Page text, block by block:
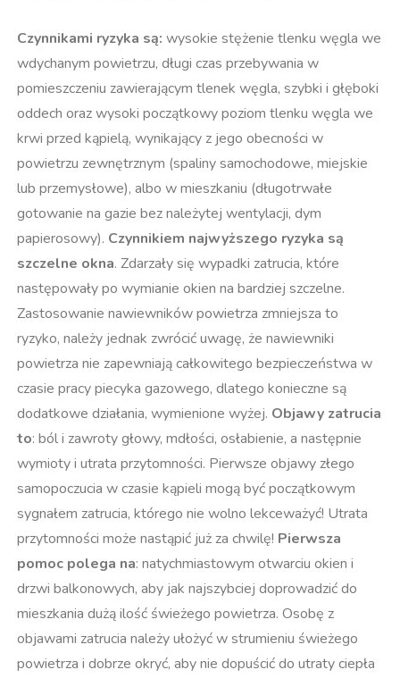
Czynnikami ryzyka są: wysokie stężenie tlenku węgla we
wdychanym powietrzu, długi czas przebywania w
pomieszczeniu zawierającym tlenek węgla, szybki i głęboki
oddech oraz wysoki początkowy poziom tlenku węgla we
krwi przed kąpielą, wynikający z jego obecności w
powietrzu zewnętrznym (spaliny samochodowe, miejskie
lub przemysłowe), albo w mieszkaniu (długotrwałe
gotowanie na gazie bez należytej wentylacji, dym
papierosowy). Czynnikiem najwyższego ryzyka są
szczelne okna. Zdarzały się wypadki zatrucia, które
następowały po wymianie okien na bardziej szczelne.
Zastosowanie nawiewników powietrza zmniejsza to
ryzyko, należy jednak zwrócić uwagę, że nawiewniki
powietrza nie zapewniają całkowitego bezpieczeństwa w
czasie pracy piecyka gazowego, dlatego konieczne są
dodatkowe działania, wymienione wyżej. Objawy zatrucia
to: ból i zawroty głowy, mdłości, osłabienie, a następnie
wymioty i utrata przytomności. Pierwsze objawy złego
samopoczucia w czasie kąpieli mogą być początkowym
sygnałem zatrucia, którego nie wolno lekceważyć! Utrata
przytomności może nastąpić już za chwilę! Pierwsza
pomoc polega na: natychmiastowym otwarciu okien i
drzwi balkonowych, aby jak najszybciej doprowadzić do
mieszkania dużą ilość świeżego powietrza. Osobę z
objawami zatrucia należy ułożyć w strumieniu świeżego
powietrza i dobrze okryć, aby nie dopuścić do utraty ciepła